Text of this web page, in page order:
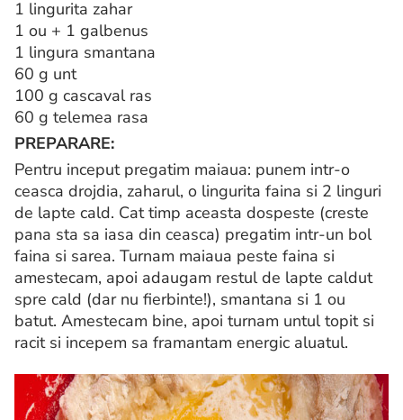
1 lingurita zahar
1 ou + 1 galbenus
1 lingura smantana
60 g unt
100 g cascaval ras
60 g telemea rasa
PREPARARE:
Pentru inceput pregatim maiaua: punem intr-o
ceasca drojdia, zaharul, o lingurita faina si 2 linguri
de lapte cald. Cat timp aceasta dospeste (creste
pana sta sa iasa din ceasca) pregatim intr-un bol
faina si sarea. Turnam maiaua peste faina si
amestecam, apoi adaugam restul de lapte caldut
spre cald (dar nu fierbinte!), smantana si 1 ou
batut. Amestecam bine, apoi turnam untul topit si
racit si incepem sa framantam energic aluatul.